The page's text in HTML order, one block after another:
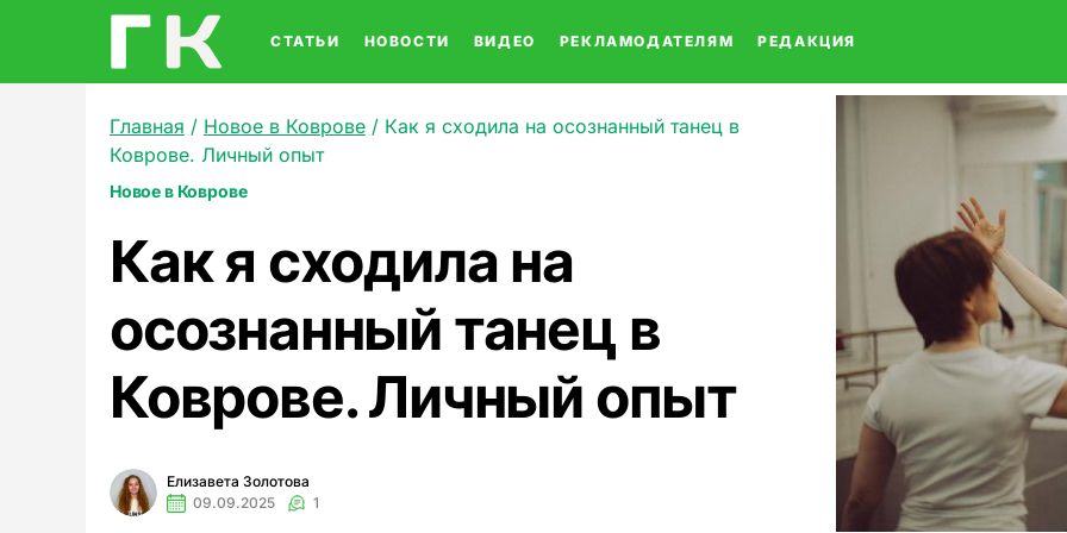
СТАТЬИ НОВОСТИ ВИДЕО РЕКЛАМОДАТЕЛЯМ РЕДАКЦИЯ
Главная / Новое в Коврове / Как я сходила на осознанный танец в
Коврове. Личный опыт
Новое в Коврове
Как я сходила на
осознанный танец в
Коврове. Личный опыт
Елизавета Золотова
09.09.2025
1